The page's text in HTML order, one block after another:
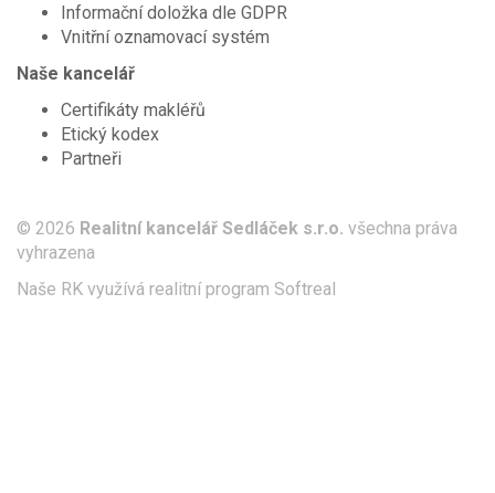
Informační doložka dle GDPR
Vnitřní oznamovací systém
Naše kancelář
Certifikáty makléřů
Etický kodex
Partneři
© 2026 Realitní kancelář Sedláček s.r.o. všechna práva
vyhrazena
Naše RK využívá realitní program Softreal